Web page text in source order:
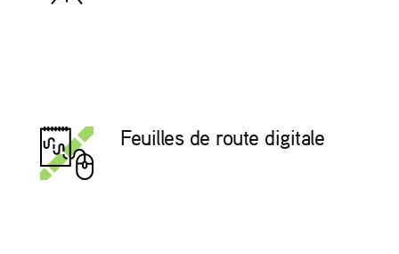
Feuilles de route digitale